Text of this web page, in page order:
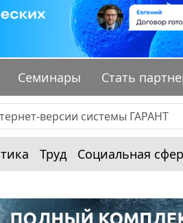
Семинары Стать
Труд Социальная